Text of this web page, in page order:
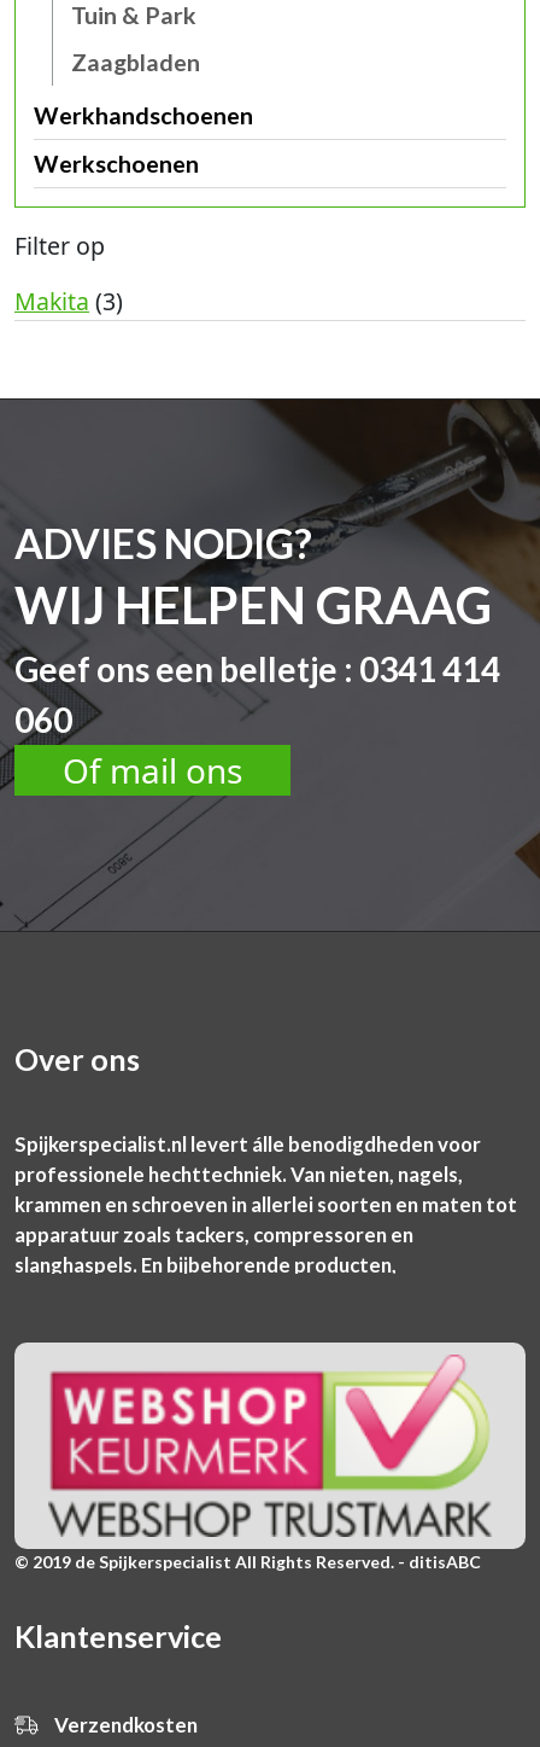
Tuin & Park
Zaagbladen
Werkhandschoenen
Werkschoenen
Filter op
Makita (3)
ADVIES NODIG?
WIJ HELPEN GRAAG
Geef ons een belletje : 0341 414
060
Of mail ons
Over ons
Spijkerspecialist.nl levert álle benodigdheden voor
professionele hechttechniek. Van nieten, nagels,
krammen en schroeven in allerlei soorten en maten tot
apparatuur zoals tackers, compressoren en
slanghaspels. En bijbehorende producten,
© 2019 de Spijkerspecialist All Rights Reserved. - ditisABC
Klantenservice
Verzendkosten